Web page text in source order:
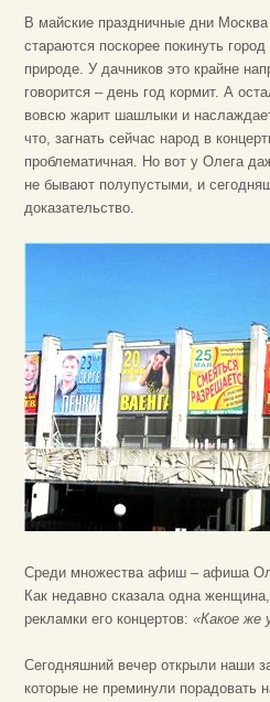
В майские праздничные дни
стараются поскорее покинуть
природе. У дачников это крайне
говорится – день год кормит. А
вовсю жарит шашлыки и
что, загнать сейчас народ в
проблематичная. Но вот у Олега
не бывают полупустыми, и
доказательство.
Среди множества афиш – афиша
Как недавно сказала одна
рекламки его концертов: «Какое же
Сегодняшний вечер открыли наши
которые не преминули порадовать